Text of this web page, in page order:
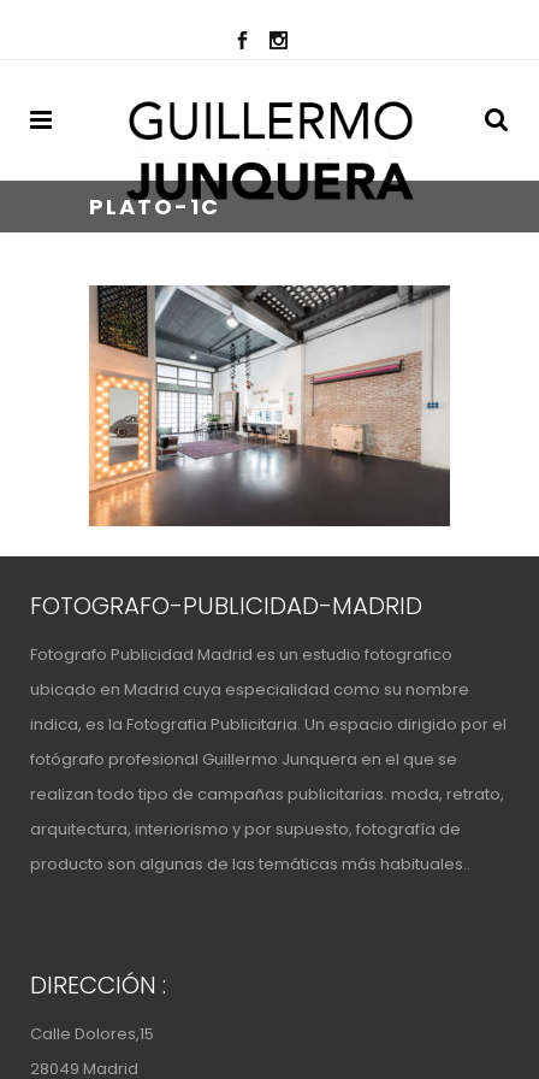
PLATO-1C
FOTOGRAFO-PUBLICIDAD-MADRID
Fotografo Publicidad Madrid es un estudio fotografico
ubicado en Madrid cuya especialidad como su nombre
indica, es la Fotografia Publicitaria. Un espacio dirigido por el
fotógrafo profesional Guillermo Junquera en el que se
realizan todo tipo de campañas publicitarias. moda, retrato,
arquitectura, interiorismo y por supuesto, fotografía de
producto son algunas de las temáticas más habituales..
DIRECCIÓN :
Calle Dolores,15
28049 Madrid